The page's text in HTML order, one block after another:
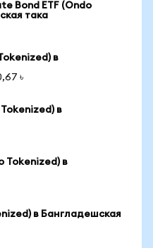
Bond ETF (Ondo
така
в
৳
в
Tokenized) в
в Бангладешская